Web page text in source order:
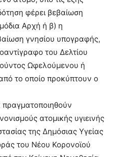
φέρει βεβαίωση
Αρχή ή β) η
γνησίου υπογραφής,
του Δελτίου
Ωφελούμενου ή
το οποίο προκύπτουν ο
πραγματοποιηθούν
ατομικής υγιεινής
της Δημόσιας Υγείας
του Νέου Κορονοϊού